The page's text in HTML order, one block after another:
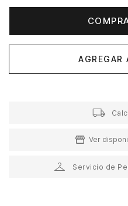
AGREGAR
Ver
Servicio de